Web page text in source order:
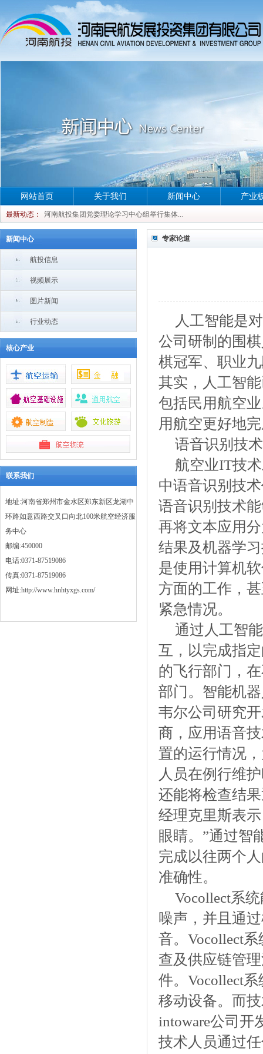
网站首页
最新动态：
河南航投集团党委理论学习中心组举行集体...
河南航投集团党委理论学习中心组举行集体...
河南航投集团党委理论学习中心组举行集体...
河南航投集团党委理论学习中心组举行集体...
关于我们 新闻中心 产业
新闻中心
航投信息
视频展示
图片新闻
行业动态
核心产业
联系我们
地址:河南省郑州市金水区郑东新区龙湖中
环路如意西路交叉口向北100米航空经济服
务中心
邮编:450000
电话:0371-87519086
传真:0371-87519086
网址:http://www.hnhtyxgs.com/
专家论道
人工智能是
公司研制的围
棋冠军、职业
其实，人工智
包括民用航空
用航空更好地
语音识别技
航空业IT技
中语音识别技
语音识别技术
再将文本应用
结果及机器学
是使用计算机
方面的工作，
紧急情况。
通过人工智
互，以完成指
的飞行部门，
部门。智能机
韦尔公司研究
商，应用语音
置的运行情况
人员在例行维
还能将检查结
经理克里斯表
眼睛。”通过智
完成以往两个
准确性。
Vocollect系
噪声，并且通
音。Vocollect
查及供应链管
件。Vocollect
移动设备。而
intoware公司开
技术人员通过